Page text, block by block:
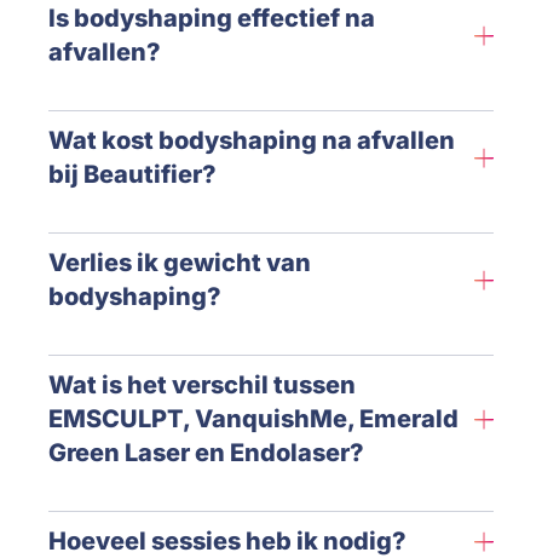
Is bodyshaping effectief na
afvallen?
Wat kost bodyshaping na afvallen
bij Beautifier?
Verlies ik gewicht van
bodyshaping?
Wat is het verschil tussen
EMSCULPT, VanquishMe, Emerald
Green Laser en Endolaser?
Hoeveel sessies heb ik nodig?